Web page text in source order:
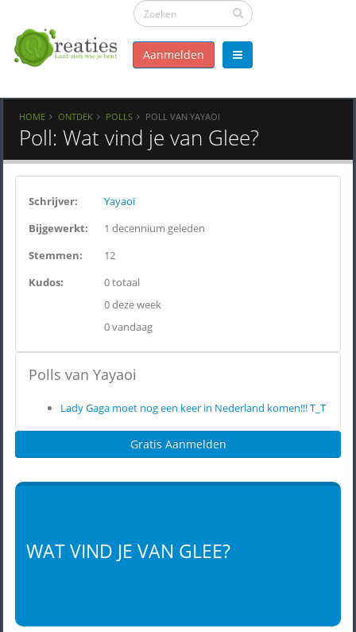
Aanmelden
HOME ONTDEK POLLS POLL VAN YAYAOI
Poll: Wat vind je van Glee?
Schrijver:
Yayaoi
Bijgewerkt:
1 decennium geleden
Stemmen:
12
Kudos:
0 totaal
0 deze week
0 vandaag
Polls van Yayaoi
Lady Gaga moet nog een keer in Nederland komen!!! T_T
Gratis Aanmelden
WAT VIND JE VAN GLEE?